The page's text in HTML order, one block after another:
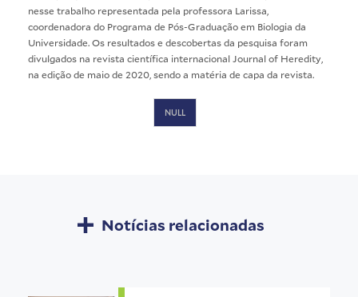
nesse trabalho representada pela professora Larissa,
coordenadora do Programa de Pós-Graduação em Biologia da
Universidade. Os resultados e descobertas da pesquisa foram
divulgados na revista científica internacional Journal of Heredity,
na edição de maio de 2020, sendo a matéria de capa da revista.
NULL
Notícias relacionadas